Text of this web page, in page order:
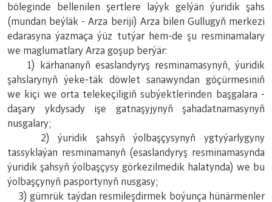
böleginde bellenilen şertlere laýyk gelýän ýuridik şahs
(mundan beýläk - Arza beriji) Arza bilen Gullugyň merkezi
edarasyna ýazmaça ýüz tutýar hem-de şu resminamalary
we maglumatlary Arza goşup berýär:
1) kärhananyň esaslandyryş resminamasynyň, ýuridik
şahslarynyň ýeke-täk döwlet sanawyndan göçürmesiniň
we kiçi we orta telekeçiligiň subýektlerinden başgalara -
daşary ykdysady işe gatnaşyjynyň şahadatnamasynyň
nusgalary;
2) ýuridik şahsyň ýolbaşçysynyň ygtyýarlygyny
tassyklaýan resminamanyň (esaslandyryş resminamasynda
ýuridik şahsyň ýolbaşçysy görkezilmedik halatynda) we bu
ýolbaşçynyň pasportynyň nusgasy;
3) gümrük taýdan resmileşdirmek boýunça hünärmenler